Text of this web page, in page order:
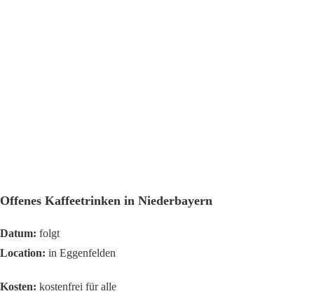
Offenes Kaffeetrinken in Niederbayern
Datum: folgt
Location: in Eggenfelden
Kosten: kostenfrei für alle